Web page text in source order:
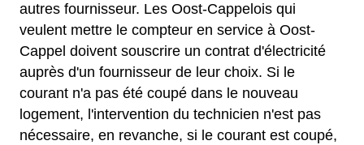
autres fournisseur. Les Oost-Cappelois qui
veulent mettre le compteur en service à Oost-
Cappel doivent souscrire un contrat d'électricité
auprès d'un fournisseur de leur choix. Si le
courant n'a pas été coupé dans le nouveau
logement, l'intervention du technicien n'est pas
nécessaire, en revanche, si le courant est coupé,